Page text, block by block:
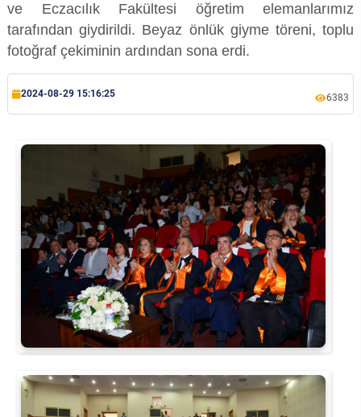
ve Eczacılık Fakültesi öğretim elemanlarımız
tarafından giydirildi. Beyaz önlük giyme töreni, toplu
fotoğraf çekiminin ardından sona erdi.
2024-08-29 15:16:25 6383